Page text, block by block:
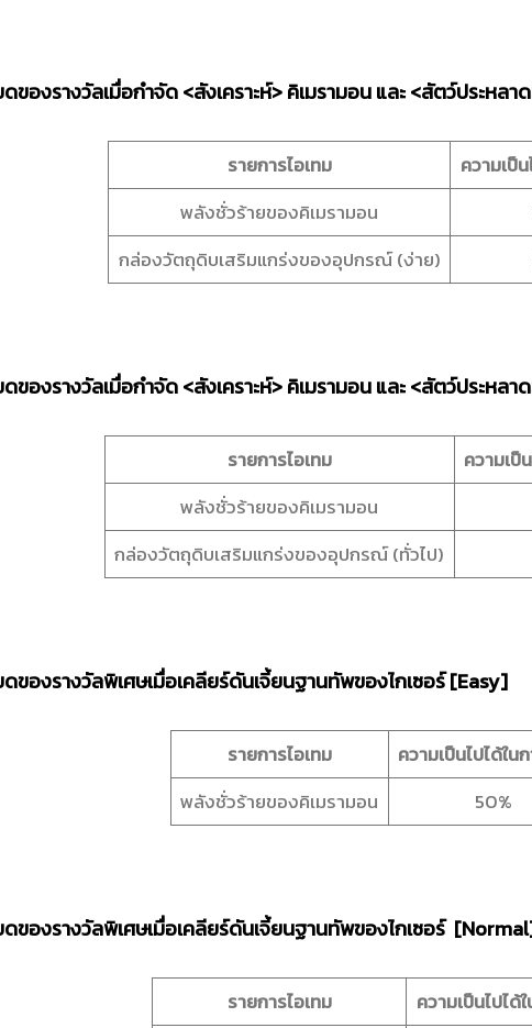
ดของรางวัลเมื่อกำจัด <สังเคราะห์> คิเมรามอน และ <สัตว์ประหลา
รายการไอเทม ความเป็
พลังชั่วร้ายของคิเมรามอน
กล่องวัตถุดิบเสริมแกร่งของอุปกรณ์ (ง่าย)
ดของรางวัลเมื่อกำจัด <สังเคราะห์> คิเมรามอน และ <สัตว์ประหลา
รายการไอเทม ความเป็
พลังชั่วร้ายของคิเมรามอน
กล่องวัตถุดิบเสริมแกร่งของอุปกรณ์ (ทั่วไป)
ดของรางวัลพิเศษเมื่อเคลียร์ดันเจี้ยนฐานทัพของไกเซอร์ [Easy]
รายการไอเทม ความเป็นไปได้ใน
พลังชั่วร้ายของคิเมรามอน
50%
ดของรางวัลพิเศษเมื่อเคลียร์ดันเจี้ยนฐานทัพของไกเซอร์
รายการไอเทม ความเป็นไปได้